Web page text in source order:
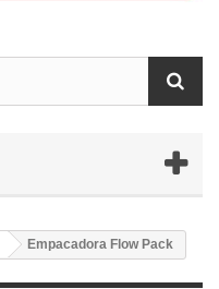
Empacadora Flow Pack